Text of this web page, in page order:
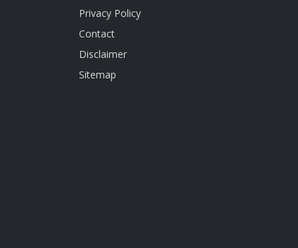
Privacy Policy
Contact
Disclaimer
Sitemap